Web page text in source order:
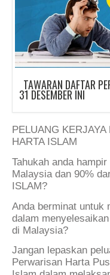
TAWARAN DAFTAR
31 DESEMBER INI
PELUANG
HARTA ISLAM
Tahukah anda
Malaysia dan 90%
ISLAM?
Anda berminat untuk
dalam
di Malaysia?
Jangan lepaskan
Perwarisan Harta